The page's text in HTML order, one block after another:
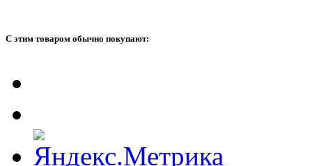
С этим товаром обычно покупают: